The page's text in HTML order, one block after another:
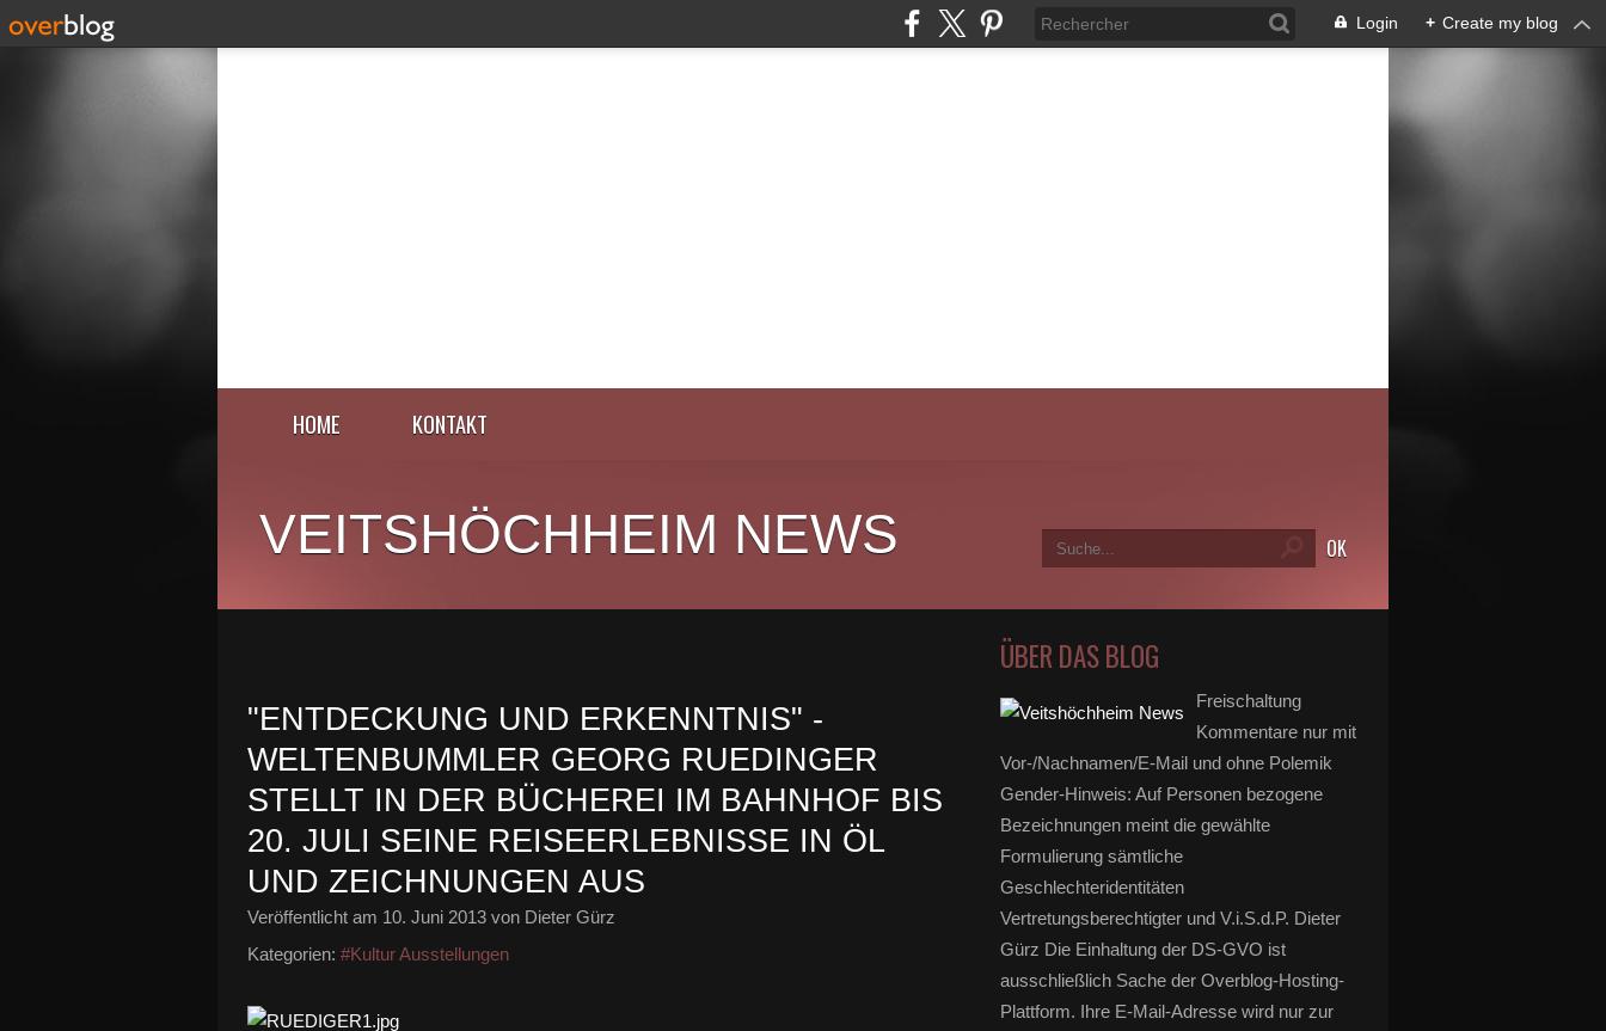
Login + Create my blog
HOME KONTAKT
VEITSHÖCHHEIM NEWS
"ENTDECKUNG UND ERKENNTNIS" -
WELTENBUMMLER GEORG RUEDINGER
STELLT IN DER BÜCHEREI IM BAHNHOF BIS
20. JULI SEINE REISEERLEBNISSE IN ÖL
UND ZEICHNUNGEN AUS
Veröffentlicht am 10. Juni 2013 von Dieter Gürz
Kategorien: #Kultur Ausstellungen
ÜBER DAS BLOG
Freischaltung
Kommentare nur mit
Vor-/Nachnamen/E-Mail und ohne Polemik
Gender-Hinweis: Auf Personen bezogene
Bezeichnungen meint die gewählte
Formulierung sämtliche
Geschlechteridentitäten
Vertretungsberechtigter und V.i.S.d.P. Dieter
Gürz Die Einhaltung der DS-GVO ist
ausschließlich Sache der Overblog-Hosting-
Plattform. Ihre E-Mail-Adresse wird nur zur